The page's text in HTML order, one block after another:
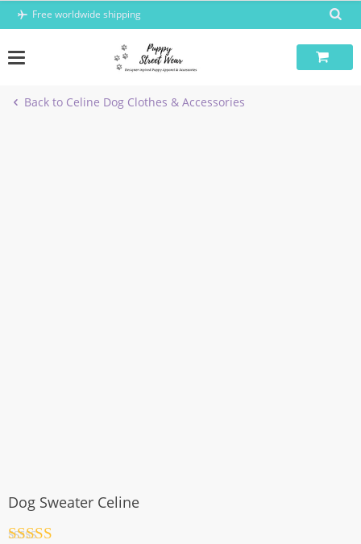
Skip
Free worldwide shipping
Back to Celine Dog Clothes & Accessories
Dog Sweater Celine